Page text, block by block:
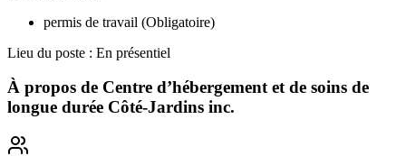
permis de travail (Obligatoire)
Lieu du poste : En présentiel
À propos de Centre d’hébergement et de soins de
longue durée Côté-Jardins inc.